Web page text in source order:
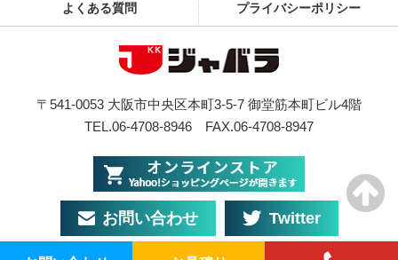
よくある質問 プライバシーポリシー
〒541-0053 大阪市中央区本町3-5-7 御堂筋本町ビル4階
TEL.06-4708-8946 FAX.06-4708-8947
お問い合わせ Twitter